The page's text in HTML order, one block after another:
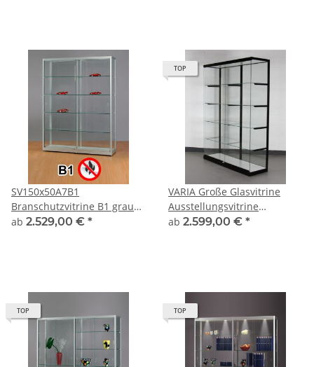
SV150x50A7B1
Branschutzvitrine B1 grau
Glasvitrine
ab 2.529,00 € *
TOP
VARIA Große Glasvitrine
Ausstellungsvitrine
abschließbar mit
ab 2.599,00 € *
TOP TOP